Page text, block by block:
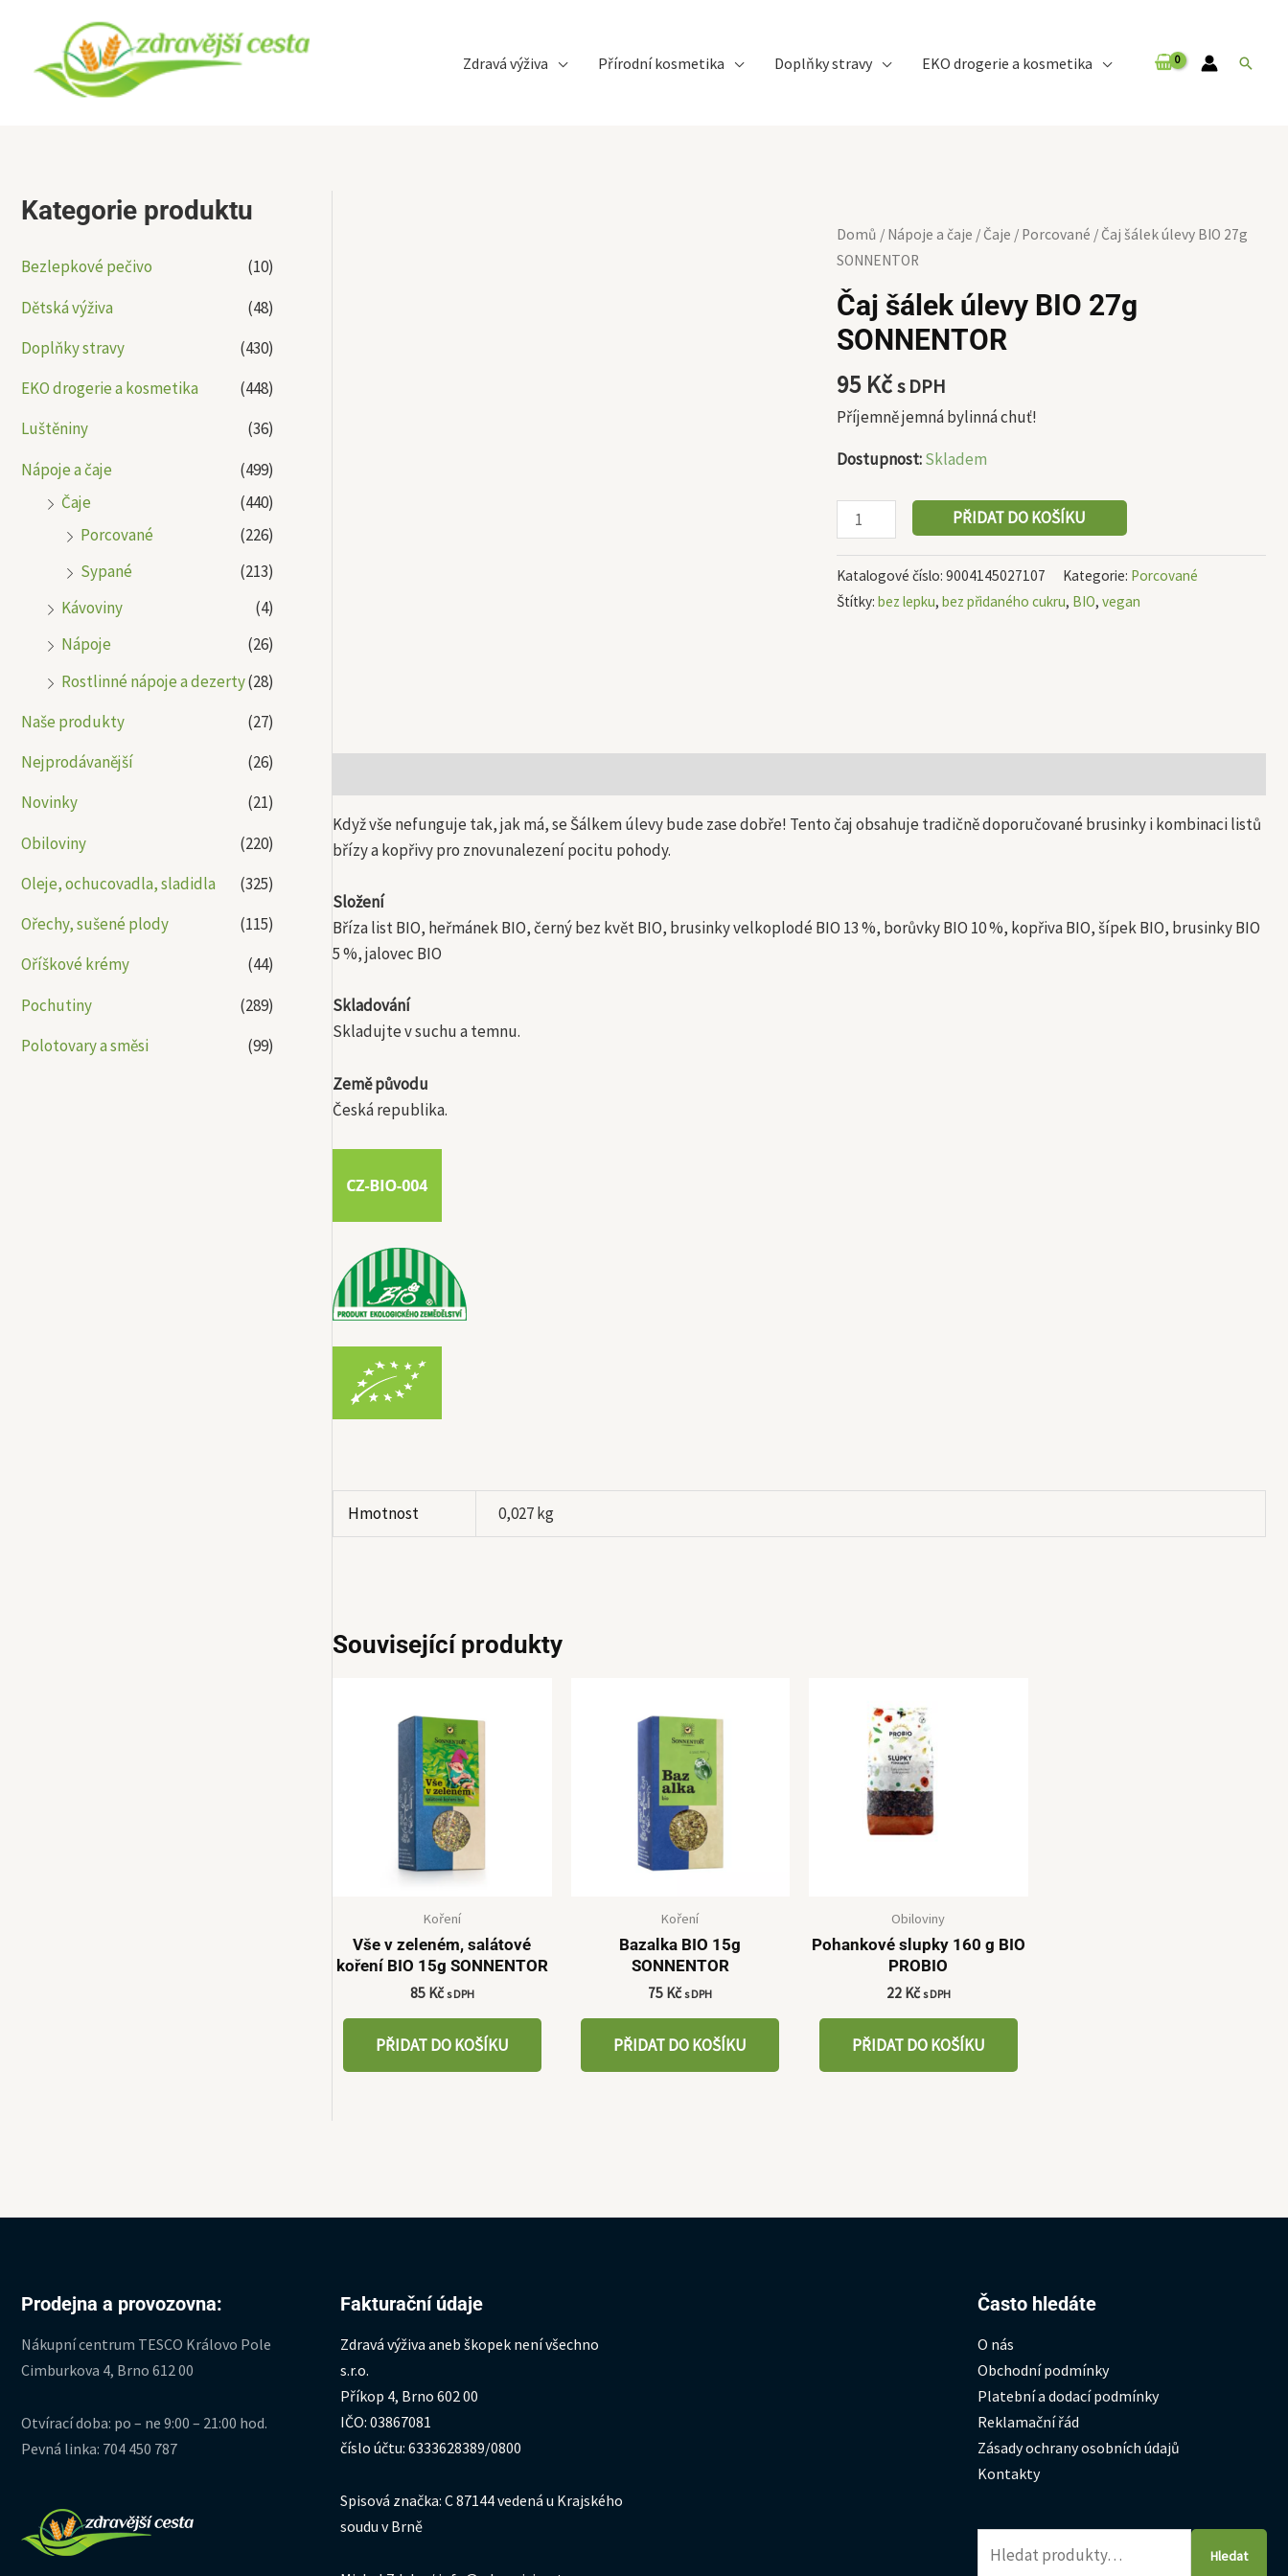
obsah
Zdravá výživa Přírodní kosmetika Doplňky stravy EKO drogerie a kosmetika Hledat
Kategorie produktu
Bezlepkové pečivo
(10)
Dětská výživa
(48)
Doplňky stravy
(430)
EKO drogerie a kosmetika
(448)
Luštěniny
(36)
Nápoje a čaje
(499)
Čaje
(440)
Porcované
(226)
Sypané
(213)
Kávoviny
(4)
Nápoje
(26)
Rostlinné nápoje a dezerty(28)
Naše produkty
(27)
Nejprodávanější
(26)
Novinky
(21)
Obiloviny
(220)
Oleje, ochucovadla, sladidla
(325)
Ořechy, sušené plody
(115)
Oříškové krémy
(44)
Pochutiny
(289)
Polotovary a směsi
(99)
Domů / Nápoje a čaje / Čaje / Porcované / Čaj šálek úlevy BIO 27g
SONNENTOR
Čaj šálek úlevy BIO 27g
SONNENTOR
95 Kčs DPH
Příjemně jemná bylinná chuť!
Dostupnost:Skladem
Čaj
šálek
úlevy
BIO
27g
množství
PŘIDAT DO KOŠÍKU
Katalogové číslo: 9004145027107 Kategorie: Porcované
Štítky: bez lepku, bez přidaného cukru, BIO, vegan
Když vše nefunguje tak, jak má, se Šálkem úlevy bude zase dobře! Tento čaj obsahuje tradičně doporučované brusinky i kombinaci listů
břízy a kopřivy pro znovunalezení pocitu pohody.
Složení
Bříza list BIO, heřmánek BIO, černý bez květ BIO, brusinky velkoplodé BIO 13 %, borůvky BIO 10 %, kopřiva BIO, šípek BIO, brusinky BIO
5 %, jalovec BIO
Skladování
Skladujte v suchu a temnu.
Země původu
Česká republika.
Hmotnost 0,027 kg
Související produkty
Koření
Vše v zeleném, salátové
koření BIO 15g SONNENTOR
85 Kč s DPH
PŘIDAT DO KOŠÍKU
Koření
Bazalka BIO 15g
SONNENTOR
75 Kč s DPH
PŘIDAT DO KOŠÍKU
Obiloviny
Pohankové slupky 160 g BIO
PROBIO
22 Kč s DPH
PŘIDAT DO KOŠÍKU
Prodejna a provozovna:
Nákupní centrum TESCO Královo Pole
Cimburkova 4, Brno 612 00
Otvírací doba: po – ne 9:00 – 21:00 hod.
Pevná linka: 704 450 787
Fakturační údaje
Zdravá výživa aneb škopek není všechno
s.r.o.
Příkop 4, Brno 602 00
IČO: 03867081
číslo účtu: 6333628389/0800
Spisová značka: C 87144 vedená u Krajského
soudu v Brně
Často hledáte
O nás
Obchodní podmínky
Platební a dodací podmínky
Reklamační řád
Zásady ochrany osobních údajů
Kontakty
Hledat:
Hledat